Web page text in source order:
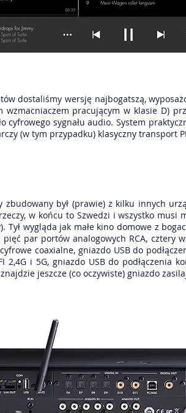
dostaliśmy wersję najbogatszą,
pracującym w klasie D)
cyfrowego sygnału audio. System
(w tym przypadku) klasyczny transport
zbudowany był (prawie) z kilku innych
w końcu to Szwedzi i wszystko musi
Tył wygląda jak małe kino domowe z
par portów analogowych RCA, cztery
coaxialne, gniazdo USB do
2,4G i 5G, gniazdo USB do podłączenia
jeszcze (co oczywiste) gniazdo